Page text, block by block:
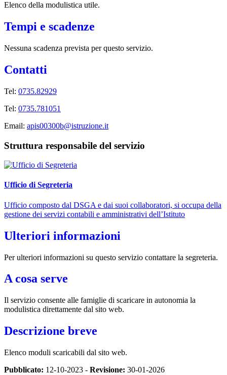
Elenco della modulistica utile.
Tempi e scadenze
Nessuna scadenza prevista per questo servizio.
Contatti
Tel: 0735.82929
Tel: 0735.781051
Email: apis00300b@istruzione.it
Struttura responsabile del servizio
Ufficio di Segreteria
Ufficio composto dal DSGA e dai suoi collaboratori, si occupa della
gestione dei servizi contabili e amministrativi dell’Istituto
Ulteriori informazioni
Per ulteriori informazioni su questo servizio contattare la segreteria.
A cosa serve
Il servizio consente alle famiglie di scaricare in autonomia la
modulistica direttamente dal sito web.
Descrizione breve
Elenco moduli scaricabili dal sito web.
Pubblicato: 12-10-2023 - Revisione: 30-01-2026